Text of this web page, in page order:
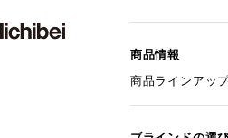
商品情報
商品ラインアッ